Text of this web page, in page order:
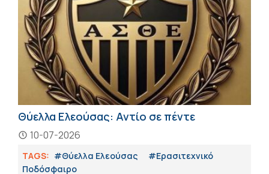
Θύελλα Ελεούσας: Αντίο σε πέντε
10-07-2026
TAGS: #Θύελλα Ελεούσας
#Eρασιτεχνικό
Ποδόσφαιρο